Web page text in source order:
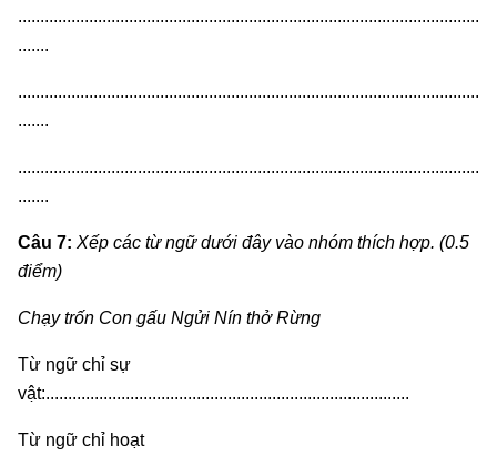
........................................................................................................
.......
........................................................................................................
.......
........................................................................................................
.......
Câu 7: Xếp các từ ngữ dưới đây vào nhóm thích hợp. (0.5
điểm)
Chạy trốn Con gấu Ngửi Nín thở Rừng
Từ ngữ chỉ sự
vật:..................................................................................
Từ ngữ chỉ hoạt